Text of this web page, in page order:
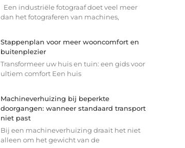
Een industriële fotograaf doet veel meer
dan het fotograferen van machines,
Stappenplan voor meer wooncomfort en
buitenplezier
Transformeer uw huis en tuin: een gids voor
ultiem comfort Een huis
Machineverhuizing bij beperkte
doorgangen: wanneer standaard transport
niet past
Bij een machineverhuizing draait het niet
alleen om het gewicht van de